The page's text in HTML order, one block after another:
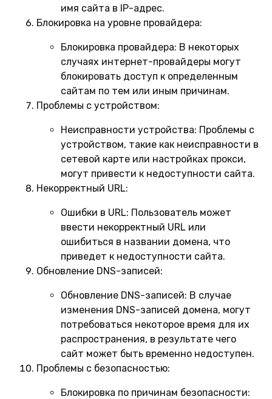
имя сайта в IP-адрес.
Блокировка на уровне провайдера:
Блокировка провайдера: В некоторых
случаях интернет-провайдеры могут
блокировать доступ к определенным
сайтам по тем или иным причинам.
Проблемы с устройством:
Неисправности устройства: Проблемы с
устройством, такие как неисправности в
сетевой карте или настройках прокси,
могут привести к недоступности сайта.
Некорректный URL:
Ошибки в URL: Пользователь может
ввести некорректный URL или
ошибиться в названии домена, что
приведет к недоступности сайта.
Обновление DNS-записей:
Обновление DNS-записей: В случае
изменения DNS-записей домена, могут
потребоваться некоторое время для их
распространения, в результате чего
сайт может быть временно недоступен.
Проблемы с безопасностью:
Блокировка по причинам безопасности: